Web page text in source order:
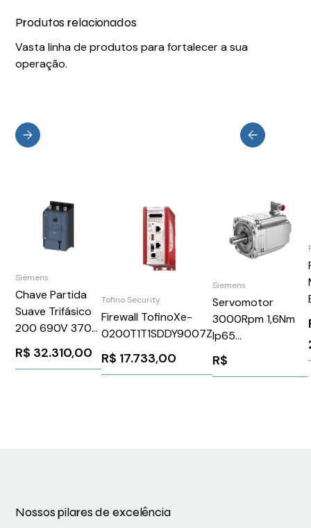
Produtos relacionados
Vasta linha de produtos para fortalecer a sua
operação.
Siemens
Chave Partida
Suave Trifásico
200 690V 370A
24V
3RW55466HA06
R$ 32.310,00
Tofino Security
Firewall TofinoXe-
0200T1T1SDDY9007Z
R$ 17.733,00
Siemens
Servomotor
3000Rpm 1,6Nm
Ip65
1FK70342AF211QA1
Siemens 90878
R$
Nossos pilares de excelência